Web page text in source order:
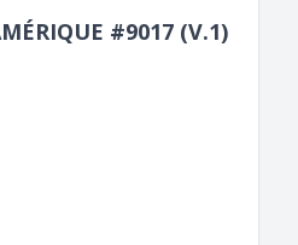
#9017 (V.1)